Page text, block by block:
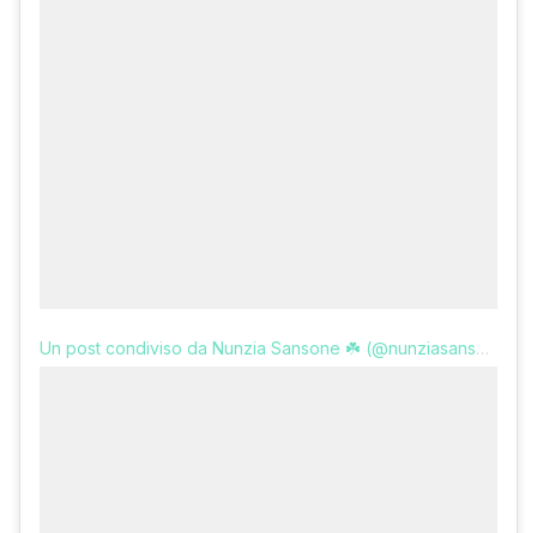
Un post condiviso da Nunzia Sansone ☘️ (@nunziasansone)